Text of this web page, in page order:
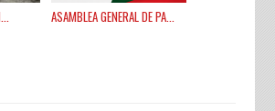
ASAMBLEA GENERAL DE PA...